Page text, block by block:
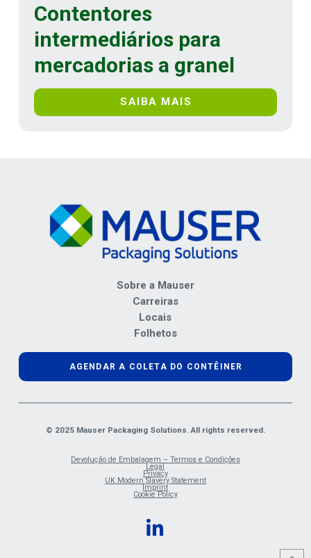
Contentores
intermediários para
mercadorias a granel
SAIBA MAIS
Sobre a Mauser
Carreiras
Locais
Folhetos
AGENDAR A COLETA DO CONTÊINER
© 2025 Mauser Packaging Solutions. All rights reserved.
Devolução de Embalagem – Termos e Condições
Legal
Privacy
UK Modern Slavery Statement
Imprint
Cookie Policy